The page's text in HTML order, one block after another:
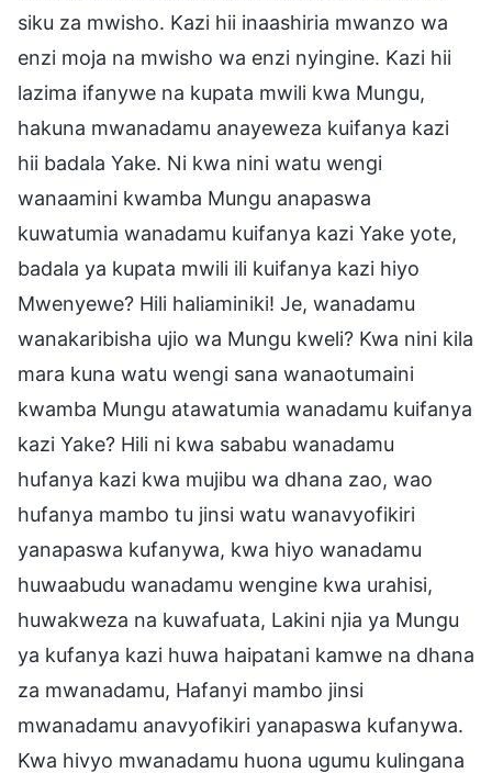
siku za mwisho. Kazi hii inaashiria mwanzo wa
enzi moja na mwisho wa enzi nyingine. Kazi hii
lazima ifanywe na kupata mwili kwa Mungu,
hakuna mwanadamu anayeweza kuifanya kazi
hii badala Yake. Ni kwa nini watu wengi
wanaamini kwamba Mungu anapaswa
kuwatumia wanadamu kuifanya kazi Yake yote,
badala ya kupata mwili ili kuifanya kazi hiyo
Mwenyewe? Hili haliaminiki! Je, wanadamu
wanakaribisha ujio wa Mungu kweli? Kwa nini kila
mara kuna watu wengi sana wanaotumaini
kwamba Mungu atawatumia wanadamu kuifanya
kazi Yake? Hili ni kwa sababu wanadamu
hufanya kazi kwa mujibu wa dhana zao, wao
hufanya mambo tu jinsi watu wanavyofikiri
yanapaswa kufanywa, kwa hiyo wanadamu
huwaabudu wanadamu wengine kwa urahisi,
huwakweza na kuwafuata, Lakini njia ya Mungu
ya kufanya kazi huwa haipatani kamwe na dhana
za mwanadamu, Hafanyi mambo jinsi
mwanadamu anavyofikiri yanapaswa kufanywa.
Kwa hivyo mwanadamu huona ugumu kulingana